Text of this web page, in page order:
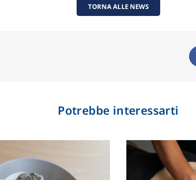
TORNA ALLE NEWS
Potrebbe interessarti